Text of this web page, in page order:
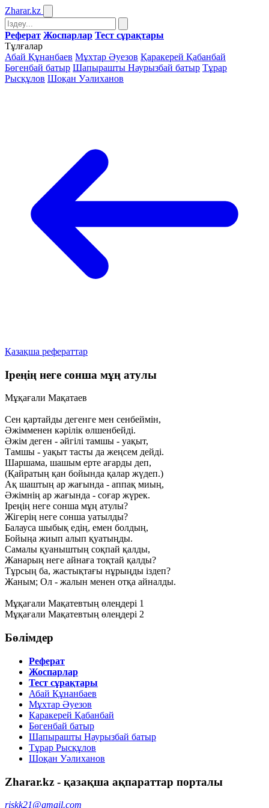
Zharar.kz
Реферат Жоспарлар Тест сұрақтары
Тұлғалар
Абай Құнанбаев Мұхтар Әуезов Қаракерей Қабанбай
Бөгенбай батыр Шапырашты Наурызбай батыр Тұрар
Рысқұлов Шоқан Уәлиханов
Қазақша рефераттар
Іреңің неге сонша мұң атулы
Мұқағали Мақатаев
Сен қартайды дегенге мен сенбеймін,
Әжімменен кәрілік өлшенбейді.
Әжім деген - әйгілі тамшы - уақыт,
Тамшы - уақыт тасты да жеңсем дейді.
Шаршама, шашым ерте ағарды деп,
(Қайратың қан бойында қалар жүдеп.)
Ақ шаштың ар жағында - аппақ миың,
Әжімнің ар жағында - соғар жүрек.
Іреңің неге сонша мұң атулы?
Жігерің неге сонша уатылды?
Балауса шыбық едің, емен болдың,
Бойыңа жиып алып қуатыңды.
Самалы қуаныштың соқпай қалды,
Жанарың неге айнаға тоқтай қалды?
Тұрсың ба, жастықтағы нұрыңды іздеп?
Жаным; Ол - жалын менен отқа айналды.
Мұқағали Мақатевтың өлеңдері 1
Мұқағали Мақатевтың өлеңдері 2
Бөлімдер
Реферат
Жоспарлар
Тест сұрақтары
Абай Құнанбаев
Мұхтар Әуезов
Қаракерей Қабанбай
Бөгенбай батыр
Шапырашты Наурызбай батыр
Тұрар Рысқұлов
Шоқан Уәлиханов
Zharar.kz - қазақша ақпараттар порталы
riskk21@gmail.com